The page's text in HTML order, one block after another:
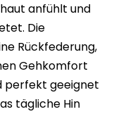
anfühlt und
Die
Rückfederung,
Gehkomfort
perfekt geeignet
tägliche Hin